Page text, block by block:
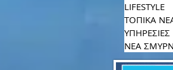
LIFESTYLE
ΤΟΠΙΚΑ
ΥΠΗΡΕΣΙΕΣ
ΝΕΑ